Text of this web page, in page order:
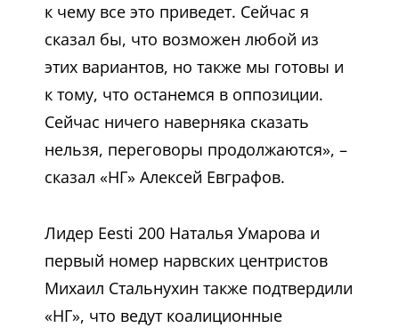
к чему все это приведет. Сейчас я
сказал бы, что возможен любой из
этих вариантов, но также мы готовы и
к тому, что останемся в оппозиции.
Сейчас ничего наверняка сказать
нельзя, переговоры продолжаются», –
сказал «НГ» Алексей Евграфов.
Лидер Eesti 200 Наталья Умарова и
первый номер нарвских центристов
Михаил Стальнухин также подтвердили
«НГ», что ведут коалиционные